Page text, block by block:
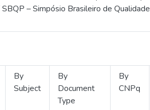
– Simpósio Brasileiro de
By
Subject
By
Document
Type
By
CNPq